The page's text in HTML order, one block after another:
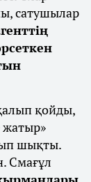
сатушылар
қойды,
жатыр»
шықты.
Смағұл